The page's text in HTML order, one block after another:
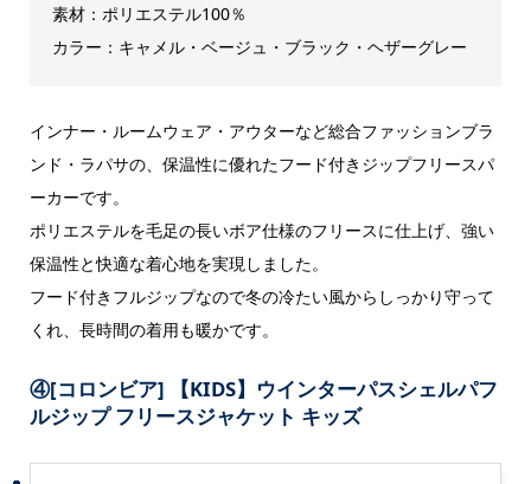
素材：ポリエステル100％
カラー：キャメル・ベージュ・ブラック・ヘザーグレー
インナー・ルームウェア・アウターなど総合ファッションブラ
ンド・ラパサの、保温性に優れたフード付きジップフリースパ
ーカーです。
ポリエステルを毛足の長いボア仕様のフリースに仕上げ、強い
保温性と快適な着心地を実現しました。
フード付きフルジップなので冬の冷たい風からしっかり守って
くれ、長時間の着用も暖かです。
④[コロンビア] 【KIDS】ウインターパスシェルパフ
ルジップ フリースジャケット キッズ